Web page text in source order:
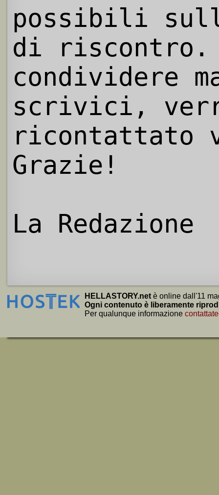
possibili
di riscontro.
condividere
scrivici,
ricontattato
Grazie!
La Redazione
HELLASTORY.net è online dall'11
Ogni contenuto è liberamente
Per qualunque informazione